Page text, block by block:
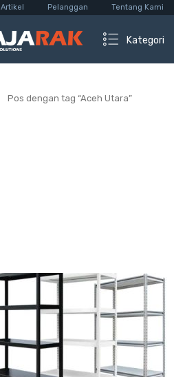
Artikel Pelanggan Tentang Kami
Kategori
Pos dengan tag “Aceh Utara”